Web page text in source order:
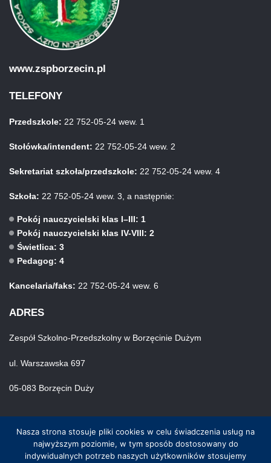
www.zspborzecin.pl
TELEFONY
Przedszkole: 22 752-05-24 wew. 1
Stołówka/intendent: 22 752-05-24 wew. 2
Sekretariat szkoła/przedszkole: 22 752-05-24 wew. 4
Szkoła: 22 752-05-24 wew. 3, a następnie:
Pokój nauczycielski klas I–III: 1
Pokój nauczycielski klas IV-VIII: 2
Świetlica: 3
Pedagog: 4
Kancelaria/faks: 22 752-05-24 wew. 6
ADRES
Zespół Szkolno-Przedszkolny w Borzęcinie Dużym
ul. Warszawska 697
05-083 Borzęcin Duży
Nasza strona stosuje pliki cookies w celu świadczenia usług na
najwyższym poziomie, w tym sposób dostosowany do
indywidualnych potrzeb naszych użytkowników stosujemy